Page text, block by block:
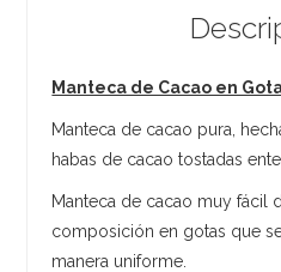
Manteca de Cacao en
Manteca de cacao pura,
habas de cacao tostadas
Manteca de cacao muy fácil
composición en gotas que
manera uniforme.